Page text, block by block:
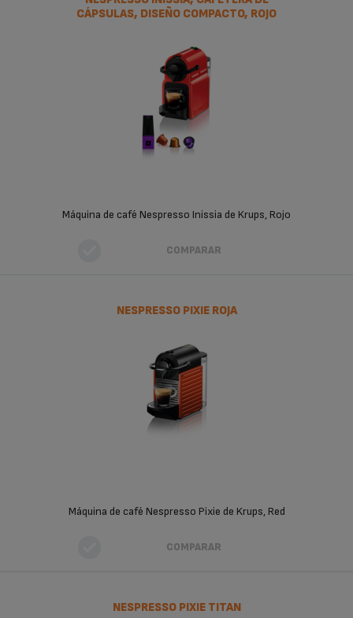
COMPARAR
CÁPSULAS, DISEÑO COMPACTO, ROJO
Máquina de café Nespresso Inissia de Krups, Rojo
COMPARAR
NESPRESSO PIXIE ROJA
Máquina de café Nespresso Pixie de Krups, Red
NESPRESSO PIXIE TITAN